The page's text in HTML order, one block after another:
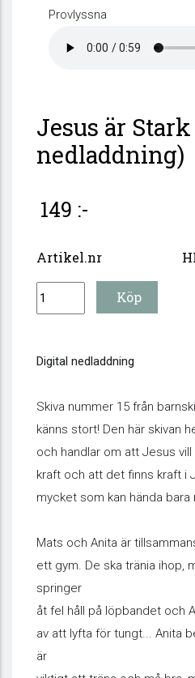
Provlyssna
Jesus är
nedladdning)
149 :-
Artikel.nr
Digital nedladdning
Skiva nummer 15 från
känns stort! Den här skivan
och handlar om att Jesus
kraft och att det finns kraft i
mycket som kan hända bara
Mats och Anita är
ett gym. De ska tränia ihop,
springer
åt fel håll på löpbandet och
av att lyfta för tungt... Anita
är